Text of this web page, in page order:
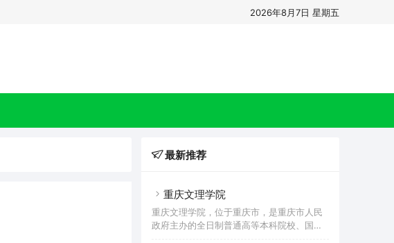
2026年8月7日 星期五
最新推荐
重庆文理学院
重庆文理学院，位于重庆市，是重庆市人民
政府主办的全日制普通高等本科院校、国家